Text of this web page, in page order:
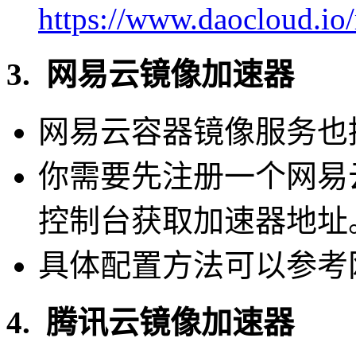
https://
3. 网易云镜像加速器
网易云容器镜像服务
你需要先注册一个网
控制台获取加速器地址
具体配置方法可以参
4. 腾讯云镜像加速器